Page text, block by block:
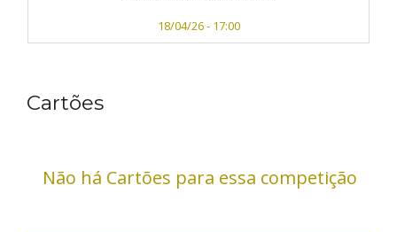
18/04/26 - 17:00
Cartões
Não há Cartões para essa competição